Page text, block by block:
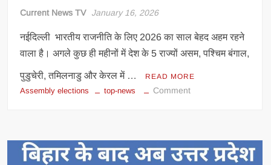
Current News TV January 16, 2026
नईदिल्ली भारतीय राजनीति के लिए 2026 का साल बेहद अहम रहने
वाला है। अगले कुछ ही महीनों में देश के 5 राज्यों असम, पश्चिम बंगाल,
पुडुचेरी, तमिलनाडु और केरल में … READ MORE
Assembly elections top-news Commenton
राज्यों